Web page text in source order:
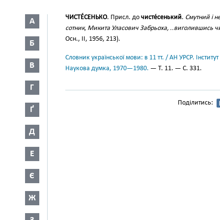
А
Б
В
Г
Ґ
Д
Е
Є
Ж
ЧИСТЕ́СЕНЬКО. Присл. до чисте́сенький. Смутний і
сотник, Микита Уласович Забрьоха, ..виголившись
Осн., II, 1956, 213).
Словник української мови: в 11 тт. / АН УРСР.
Наукова думка, 1970—1980. — Т. 11. — С. 331.
Поділитись: